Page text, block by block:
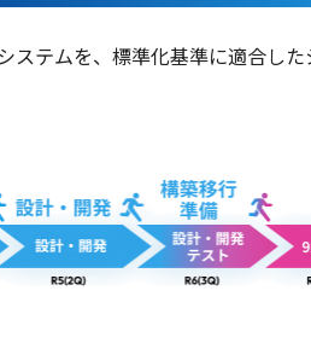
ステムを、標準化基準に適合し